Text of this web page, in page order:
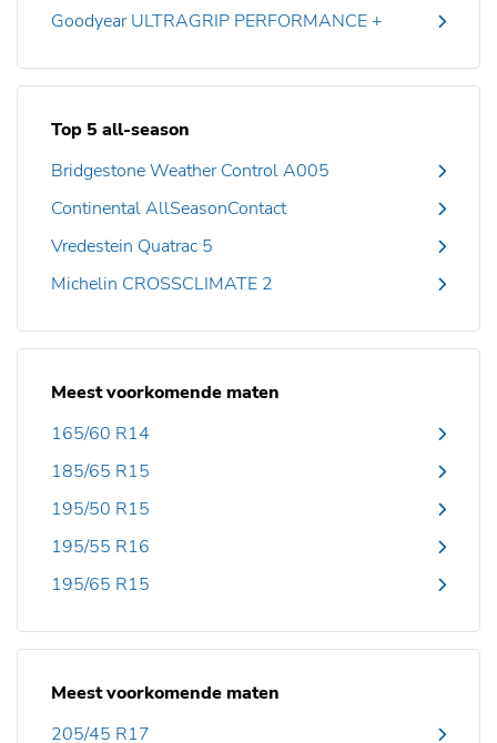
Goodyear ULTRAGRIP PERFORMANCE +
Top 5 all-season
Bridgestone Weather Control A005
Continental AllSeasonContact
Vredestein Quatrac 5
Michelin CROSSCLIMATE 2
Meest voorkomende maten
165/60 R14
185/65 R15
195/50 R15
195/55 R16
195/65 R15
Meest voorkomende maten
205/45 R17